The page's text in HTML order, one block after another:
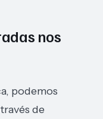
nos
podemos
de